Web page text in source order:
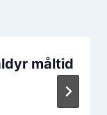
måltid